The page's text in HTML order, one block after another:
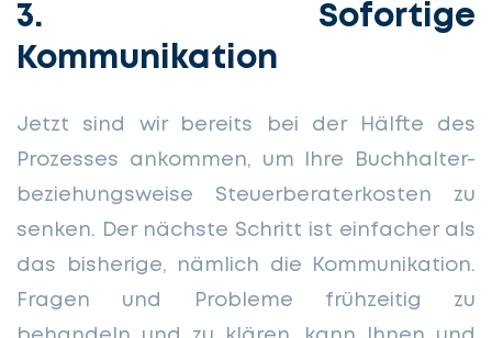
3. Sofortige
Kommunikation
Jetzt sind wir bereits bei der Hälfte des
Prozesses ankommen, um Ihre Buchhalter-
beziehungsweise Steuerberaterkosten zu
senken. Der nächste Schritt ist einfacher als
das bisherige, nämlich die Kommunikation.
Fragen und Probleme frühzeitig zu